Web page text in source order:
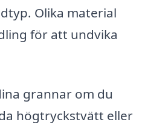
Olika material
för att undvika
grannar om du
högtryckstvätt eller